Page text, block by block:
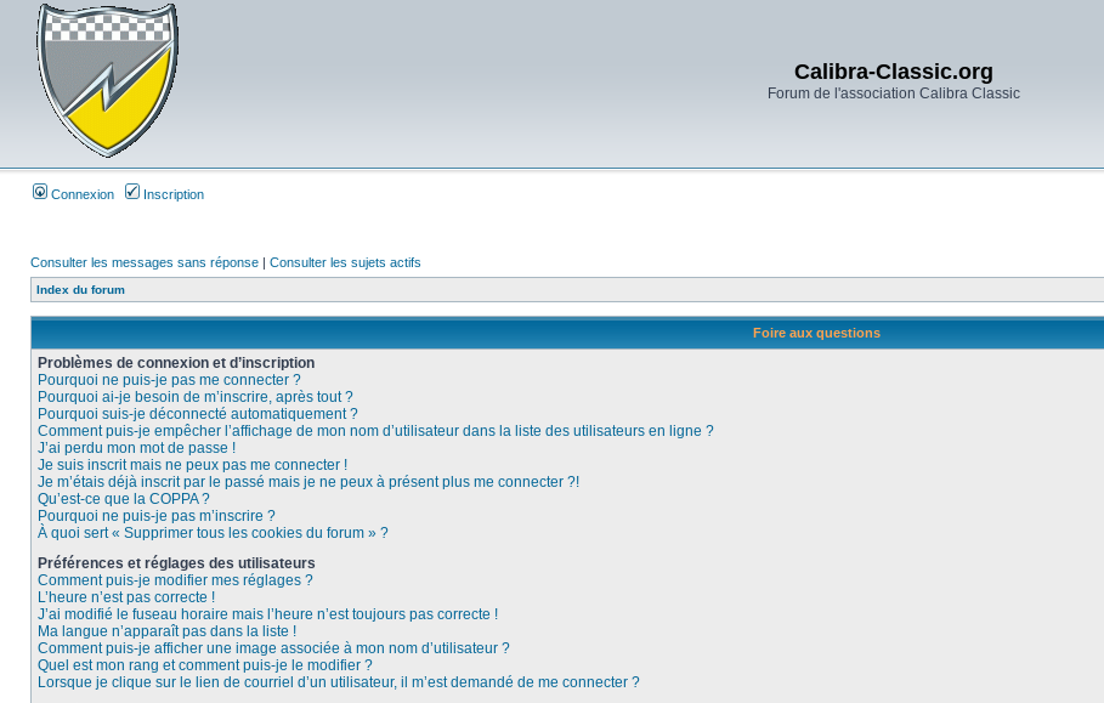
Calibra-Classic.org
Forum de l'association Calibra Classic
Connexion Inscription
Consulter les messages sans réponse | Consulter les sujets actifs
Index du forum
Foire aux questions
Problèmes de connexion et d’inscription
Pourquoi ne puis-je pas me connecter ?
Pourquoi ai-je besoin de m’inscrire, après tout ?
Pourquoi suis-je déconnecté automatiquement ?
Comment puis-je empêcher l’affichage de mon nom d’utilisateur dans la liste des utilisateurs en ligne ?
J’ai perdu mon mot de passe !
Je suis inscrit mais ne peux pas me connecter !
Je m’étais déjà inscrit par le passé mais je ne peux à présent plus me connecter ?!
Qu’est-ce que la COPPA ?
Pourquoi ne puis-je pas m’inscrire ?
À quoi sert « Supprimer tous les cookies du forum » ?
Préférences et réglages des utilisateurs
Comment puis-je modifier mes réglages ?
L’heure n’est pas correcte !
J’ai modifié le fuseau horaire mais l’heure n’est toujours pas correcte !
Ma langue n’apparaît pas dans la liste !
Comment puis-je afficher une image associée à mon nom d’utilisateur ?
Quel est mon rang et comment puis-je le modifier ?
Lorsque je clique sur le lien de courriel d’un utilisateur, il m’est demandé de me connecter ?